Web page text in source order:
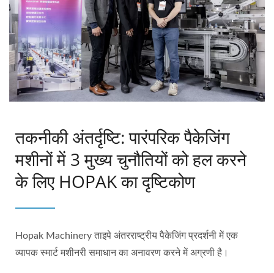
तकनीकी अंतर्दृष्टि: पारंपरिक पैकेजिंग
मशीनों में 3 मुख्य चुनौतियों को हल करने
के लिए HOPAK का दृष्टिकोण
Hopak Machinery ताइपे अंतरराष्ट्रीय पैकेजिंग प्रदर्शनी में एक
व्यापक स्मार्ट मशीनरी समाधान का अनावरण करने में अग्रणी है।